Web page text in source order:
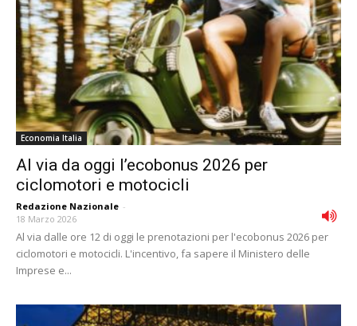
Economia Italia
Al via da oggi l’ecobonus 2026 per
ciclomotori e motocicli
Redazione Nazionale -
18 Marzo 2026
Al via dalle ore 12 di oggi le prenotazioni per l'ecobonus 2026 per
ciclomotori e motocicli. L'incentivo, fa sapere il Ministero delle
Imprese e...